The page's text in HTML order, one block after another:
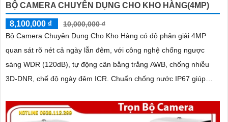
BỘ CAMERA CHUYÊN DỤNG CHO KHO HÀNG(4MP)
8,100,000 ₫
10,000,000 ₫
Bộ Camera Chuyên Dụng Cho Kho Hàng có độ phân giải 4MP
quan sát rõ nét cả ngày lẫn đêm, với công nghệ chống ngược
sáng WDR (120dB), tự động cân bằng trắng AWB, chống nhiễu
3D-DNR, chế độ ngày đêm ICR. Chuẩn chống nước IP67 giúp